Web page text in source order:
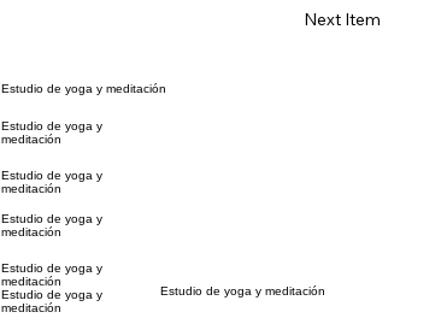
Next Item
Estudio de yoga y meditación
Estudio de yoga y
meditación
Estudio de yoga y
meditación
Estudio de yoga y
meditación
Estudio de yoga y
meditación
Estudio de yoga y
meditación
Estudio de yoga y meditación